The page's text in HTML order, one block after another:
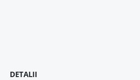
DETALII